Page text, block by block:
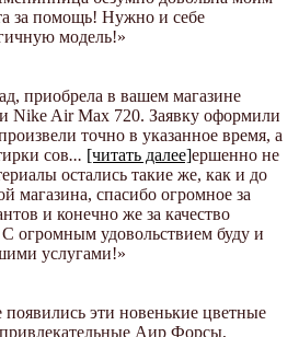
за помощь! Нужно и себе
модель!»
приобрела в вашем магазине
Nike Air Max 720. Заявку оформили
точно в указанное время, а
сов... [читать далее]ершенно не
остались такие же, как и до
магазина, спасибо огромное за
и конечно же за качество
огромным удовольствием буду и
услугами!»
эти новенькие цветные
Аир Форсы,